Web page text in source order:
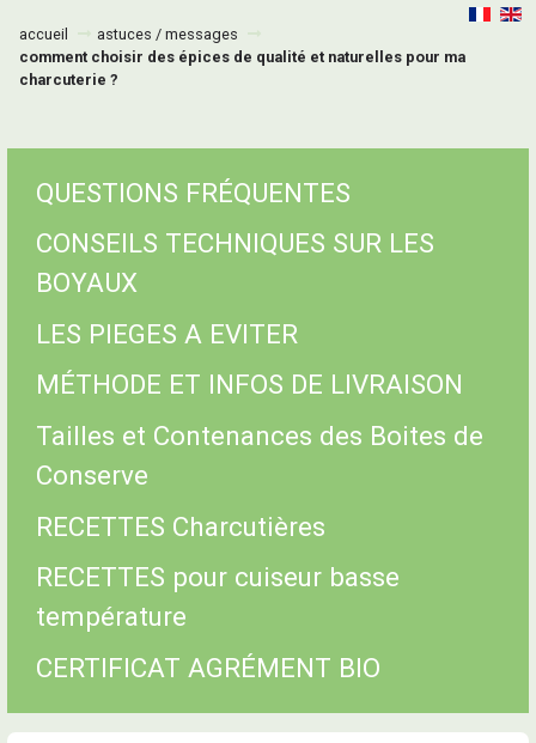
accueil
astuces / messages
comment choisir des épices de qualité et naturelles pour ma
charcuterie ?
QUESTIONS FRÉQUENTES
CONSEILS TECHNIQUES SUR LES
BOYAUX
LES PIEGES A EVITER
MÉTHODE ET INFOS DE LIVRAISON
Tailles et Contenances des Boites de
Conserve
RECETTES Charcutières
RECETTES pour cuiseur basse
température
CERTIFICAT AGRÉMENT BIO